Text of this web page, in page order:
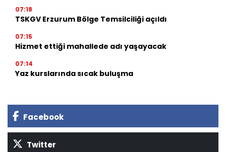
07:18
TSKGV Erzurum Bölge Temsilciliği açıldı
07:15
Hizmet ettiği mahallede adı yaşayacak
07:14
Yaz kurslarında sıcak buluşma
Facebook
Twitter